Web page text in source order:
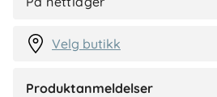
Velg butikk
Produktanmeldelser